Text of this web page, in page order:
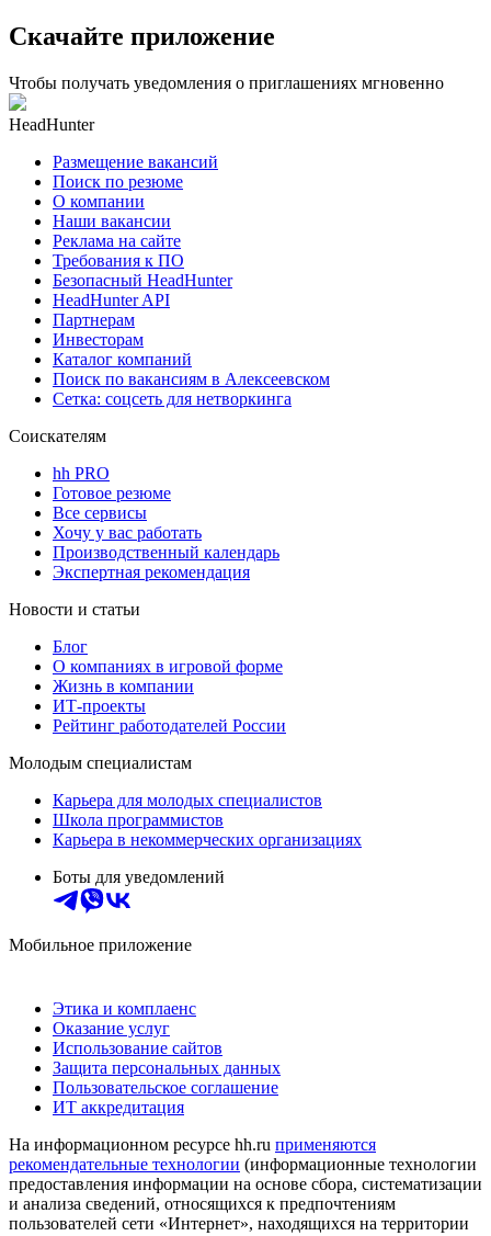
Скачайте приложение
Чтобы получать уведомления о приглашениях мгновенно
HeadHunter
Размещение вакансий
Поиск по резюме
О компании
Наши вакансии
Реклама на сайте
Требования к ПО
Безопасный HeadHunter
HeadHunter API
Партнерам
Инвесторам
Каталог компаний
Поиск по вакансиям в Алексеевском
Сетка: соцсеть для нетворкинга
Соискателям
hh PRO
Готовое резюме
Все сервисы
Хочу у вас работать
Производственный календарь
Экспертная рекомендация
Новости и статьи
Блог
О компаниях в игровой форме
Жизнь в компании
ИТ-проекты
Рейтинг работодателей России
Молодым специалистам
Карьера для молодых специалистов
Школа программистов
Карьера в некоммерческих организациях
Боты для уведомлений
Мобильное приложение
Этика и комплаенс
Оказание услуг
Использование сайтов
Защита персональных данных
Пользовательское соглашение
ИТ аккредитация
На информационном ресурсе hh.ru применяются
рекомендательные технологии (информационные технологии
предоставления информации на основе сбора, систематизации
и анализа сведений, относящихся к предпочтениям
пользователей сети «Интернет», находящихся на территории